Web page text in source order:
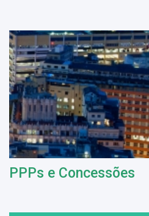
PPPs e Concessões